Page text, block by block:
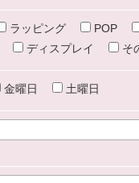
ラッピング POP
ディスプレイ そ
金曜日 土曜日